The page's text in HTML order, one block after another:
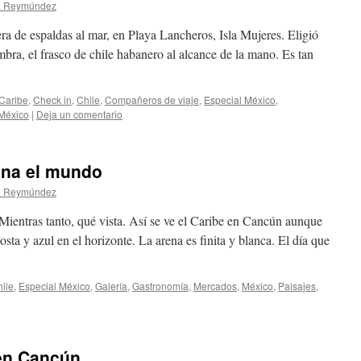
Reymúndez
de espaldas al mar, en Playa Lancheros, Isla Mujeres. Eligió
el frasco de chile habanero al alcance de la mano. Es tan
, Check in, Chile, Compañeros de viaje, Especial México,
| Deja un comentario
el mundo
Reymúndez
tanto, qué vista. Así se ve el Caribe en Cancún aunque
y azul en el horizonte. La arena es finita y blanca. El día que
, Especial México, Galería, Gastronomí­a, Mercados, México, Paisajes,